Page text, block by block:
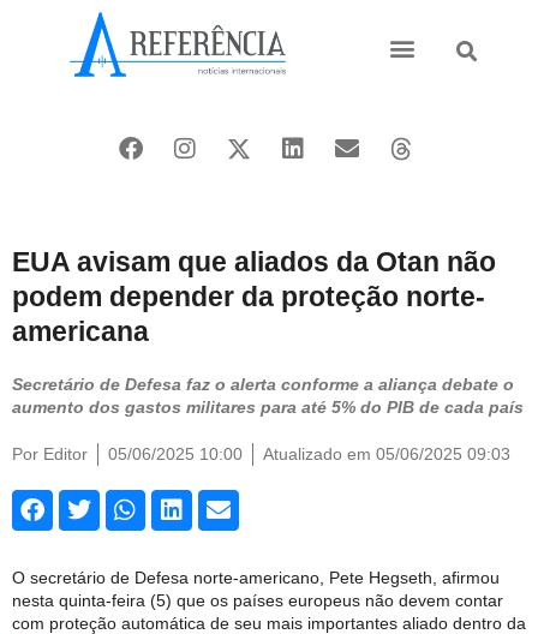
EUA avisam que aliados da Otan não
podem depender da proteção norte-
americana
Secretário de Defesa faz o alerta conforme a aliança debate o
aumento dos gastos militares para até 5% do PIB de cada país
Por Editor 05/06/2025 10:00 Atualizado em 05/06/2025 09:03
O secretário de Defesa norte-americano, Pete Hegseth, afirmou
nesta quinta-feira (5) que os países europeus não devem contar
com proteção automática de seu mais importantes aliado dentro da